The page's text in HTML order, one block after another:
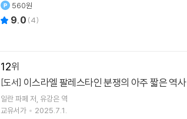
560원
9.0 (4)
12
[도서] 이스라엘 팔레스타인 분쟁의 아주 짧은 역사
일란 파페 저 유강은 역
교유서가
2025.7.1.